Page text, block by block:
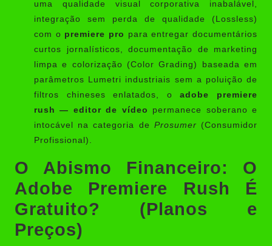
uma qualidade visual corporativa inabalável,
integração sem perda de qualidade (Lossless)
com o premiere pro para entregar documentários
curtos jornalísticos, documentação de marketing
limpa e colorização (Color Grading) baseada em
parâmetros Lumetri industriais sem a poluição de
filtros chineses enlatados, oadobe premiere
rush — editor de vídeo
permanece soberano e
intocável na categoria de Prosumer (Consumidor
Profissional).
O Abismo Financeiro: O
Adobe Premiere Rush É
Gratuito? (Planos e
Preços)